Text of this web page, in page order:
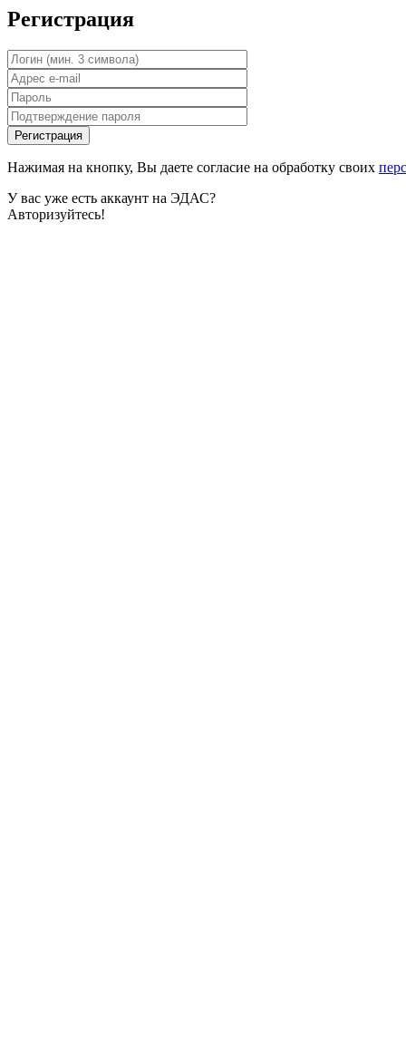
Регистрация
Нажимая на кнопку, Вы даете согласие на обработку своих
У вас уже есть аккаунт на ЭДАС?
Авторизуйтесь!